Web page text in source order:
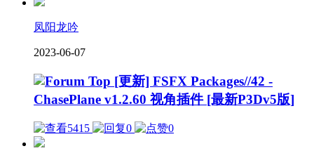
凤阳龙吟
2023-06-07
[更新] FSFX Packages//42 -
ChasePlane v1.2.60 视角插件 [最新P3Dv5版]
5415 0 0